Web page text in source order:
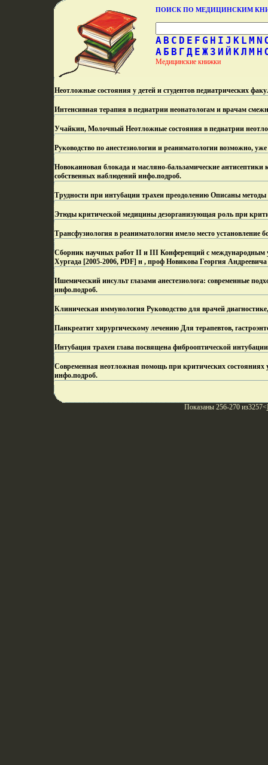
ПОИСК ПО МЕДИЦИНСКИМ
A B C D E F G H I J K L M N
А Б В Г Д Е Ж З И Й КЛ М Н
Медицинские книжки
Неотложные состояния у детей и студентов педиатрических
Интенсивная терапия в педиатрии неонатологам и врачам
Учайкин, Молочный Неотложные состояния в педиатрии
Руководство по анестезиологии и реаниматологии возможно,
Новокаиновая блокада и масляно-бальзамические антисептики
собственных наблюдений инфо.подроб.
Трудности при интубации трахеи преодолению Описаны
Этюды критической медицины дезорганизующая роль при
Трансфузиология в реаниматологии имело место установление
Сборник научных работ II и III Конференций с международным
Хургада [2005-2006, PDF] н , проф Новикова Георгия
Ишемический инсульт глазами анестезиолога: современные
инфо.подроб.
Клиническая иммунология Руководство для врачей
Панкреатит хирургическому лечению Для терапевтов,
Интубация трахеи глава посвящена фиброоптической
Современная неотложная помощь при критических
инфо.подроб.
Показаны 256-270 из3257<